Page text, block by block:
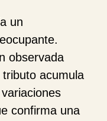
un
observada
acumula
confirma una